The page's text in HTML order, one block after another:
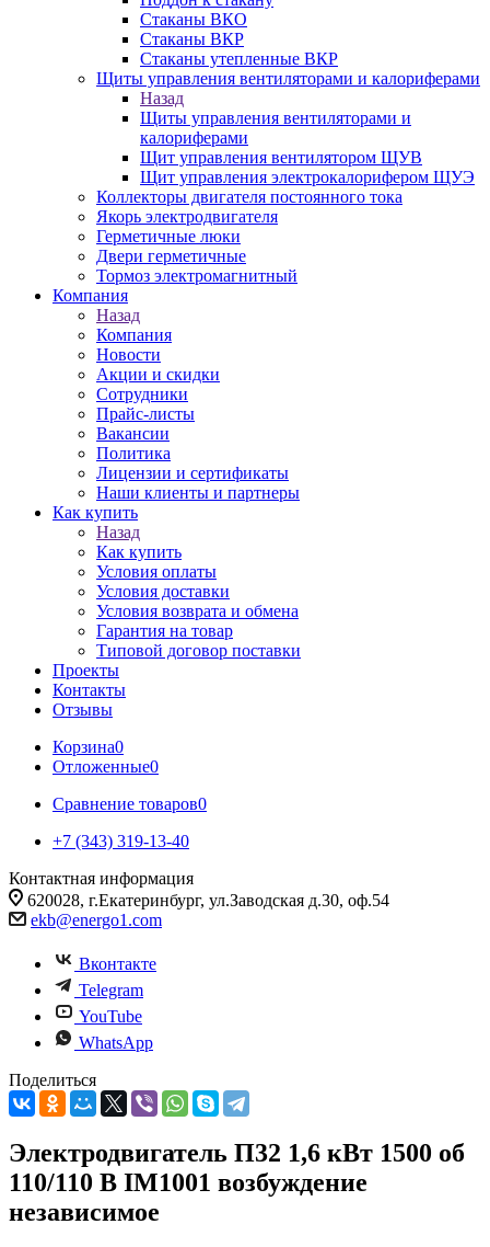
Стаканы ВКО
Стаканы ВКР
Стаканы утепленные ВКР
Щиты управления вентиляторами и калориферами
Назад
Щиты управления вентиляторами и
калориферами
Щит управления вентилятором ЩУВ
Щит управления электрокалорифером ЩУЭ
Коллекторы двигателя постоянного тока
Якорь электродвигателя
Герметичные люки
Двери герметичные
Тормоз электромагнитный
Компания
Назад
Компания
Новости
Акции и скидки
Сотрудники
Прайс-листы
Вакансии
Политика
Лицензии и сертификаты
Наши клиенты и партнеры
Как купить
Назад
Как купить
Условия оплаты
Условия доставки
Условия возврата и обмена
Гарантия на товар
Типовой договор поставки
Проекты
Контакты
Отзывы
Корзина0
Отложенные0
Сравнение товаров0
+7 (343) 319-13-40
Контактная информация
620028, г.Екатеринбург, ул.Заводская д.30, оф.54
ekb@energo1.com
Вконтакте
Telegram
YouTube
WhatsApp
Поделиться
Электродвигатель П32 1,6 кВт 1500 об
110/110 В IM1001 возбуждение
независимое